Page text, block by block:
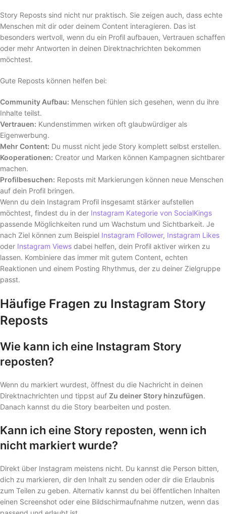
Story Reposts sind nicht nur praktisch. Sie zeigen auch, dass echte
Menschen mit dir oder deinem Content interagieren. Das ist
besonders wertvoll, wenn du ein Profil aufbauen, Vertrauen schaffen
oder mehr Antworten in deinen Direktnachrichten bekommen
möchtest.
Gute Reposts können helfen bei:
Community Aufbau: Menschen fühlen sich gesehen, wenn du ihre
Inhalte teilst.
Vertrauen: Kundenstimmen wirken oft glaubwürdiger als
Eigenwerbung.
Mehr Content: Du musst nicht jede Story komplett selbst erstellen.
Kooperationen: Creator und Marken können Kampagnen sichtbarer
machen.
Profilbesuchen: Reposts mit Markierungen können neue Menschen
auf dein Profil bringen.
Wenn du dein Instagram Profil insgesamt stärker aufstellen
möchtest, findest du in der Instagram Kategorie von SocialKings
passende Möglichkeiten rund um Wachstum und Sichtbarkeit. Je
nach Ziel können zum Beispiel Instagram Follower, Instagram Likes
oder Instagram Views dabei helfen, dein Profil aktiver wirken zu
lassen. Kombiniere das immer mit gutem Content, echten
Reaktionen und einem Posting Rhythmus, der zu deiner Zielgruppe
passt.
Häufige Fragen zu Instagram Story
Reposts
Wie kann ich eine Instagram Story
reposten?
Wenn du markiert wurdest, öffnest du die Nachricht in deinen
Direktnachrichten und tippst auf Zu deiner Story hinzufügen.
Danach kannst du die Story bearbeiten und posten.
Kann ich eine Story reposten, wenn ich
nicht markiert wurde?
Direkt über Instagram meistens nicht. Du kannst die Person bitten,
dich zu markieren, dir den Inhalt zu senden oder dir die Erlaubnis
zum Teilen zu geben. Alternativ kannst du bei öffentlichen Inhalten
einen Screenshot oder eine Bildschirmaufnahme nutzen, wenn das